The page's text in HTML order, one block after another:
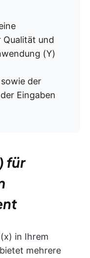
Qualität und
(Y)
der
Eingaben
für
in Ihrem
mehrere